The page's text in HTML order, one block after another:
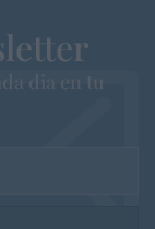
dia en tu